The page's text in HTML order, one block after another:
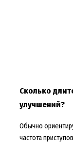
Сколько
улучшений?
Обычно
частота